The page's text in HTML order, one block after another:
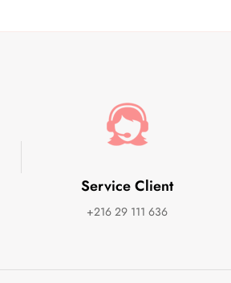
Service Client
+216 29 111 636